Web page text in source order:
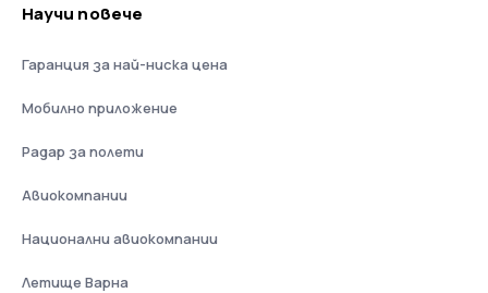
Научи повече
Гаранция за най-ниска цена
Мобилно приложение
Радар за полети
Авиокомпании
Национални авиокомпании
Летище Варна